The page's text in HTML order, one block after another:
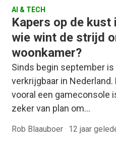
AI & TECH
Kapers op de kust
wie wint de strijd
woonkamer?
Sinds begin september is
verkrijgbaar in
vooral een gameconsole
zeker van plan om…
Rob Blaauboer · 12 jaar